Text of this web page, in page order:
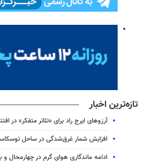
تازه‌ترین اخبار
آرزوهای ایرج راد برای «تئاتر متفکر» در
افزایش شمار غرق‌شدگی در ساحل
ادامه ماندگاری هوای گرم در چهارمحال و